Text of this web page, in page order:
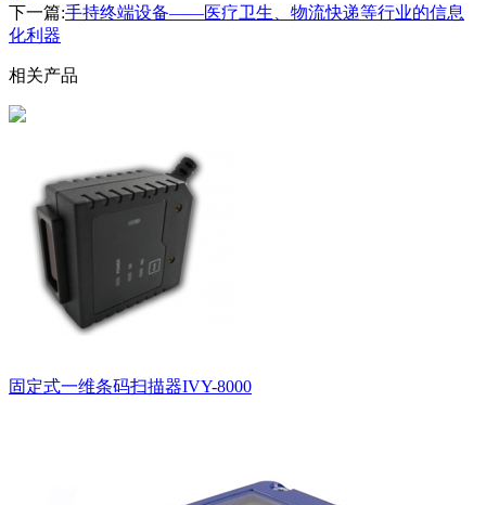
下一篇:手持终端设备——医疗卫生、物流快递等行业的信息
化利器
相关产品
固定式一维条码扫描器IVY-8000